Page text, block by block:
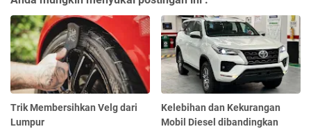
Trik Membersihkan Velg dari
Lumpur
Kelebihan dan Kekurangan
Mobil Diesel dibandingkan